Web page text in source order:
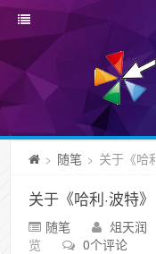
> 随笔 > 关于《哈
关于《哈利·波特》
随笔 俎天润
览
0个评论